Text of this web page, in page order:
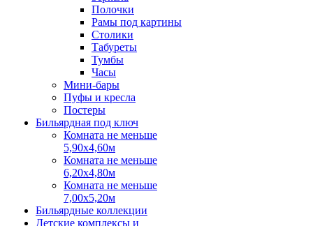
Полочки
Рамы под картины
Столики
Табуреты
Тумбы
Часы
Мини-бары
Пуфы и кресла
Постеры
Бильярдная под ключ
Комната не меньше
5,90х4,60м
Комната не меньше
6,20х4,80м
Комната не меньше
7,00х5,20м
Бильярдные коллекции
Детские комплексы и